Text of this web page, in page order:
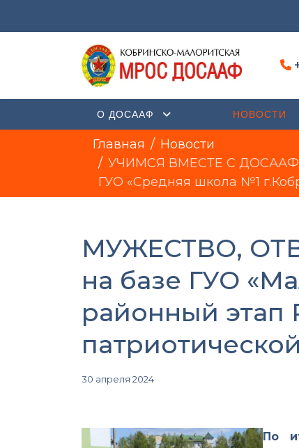
О ДОСААФ НОВОСТИ
Главная
Новости
УЧИМСЯ ВМЕСТЕ С ДОСААФ.
ГУО «Средняя школа №1
МУЖЕСТВО,
на базе ГУО
районный этап
30 апреля 2024
По